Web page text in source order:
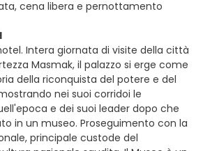
cena libera e pernottamento
Intera giornata di visite della città
Masmak, il palazzo si erge come
della riconquista del potere e del
nei suoi corridoi le
e dei suoi leader dopo che
in un museo. Proseguimento con la
principale custode del